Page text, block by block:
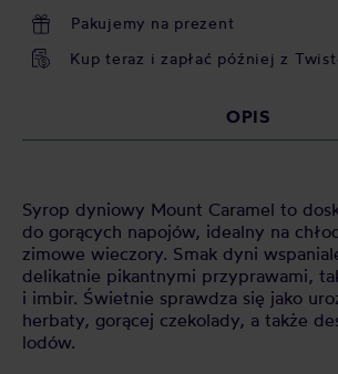
Pakujemy na prezent
Kup teraz i zapłać później z
OPIS
Syrop dyniowy Mount Caramel to
do gorących napojów, idealny na
zimowe wieczory. Smak dyni
delikatnie pikantnymi przyprawami,
i imbir. Świetnie sprawdza się jako
herbaty, gorącej czekolady, a także
lodów.